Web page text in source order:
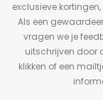
exclusieve
Als een
vragen we je
uitschrijven door
klikken of een